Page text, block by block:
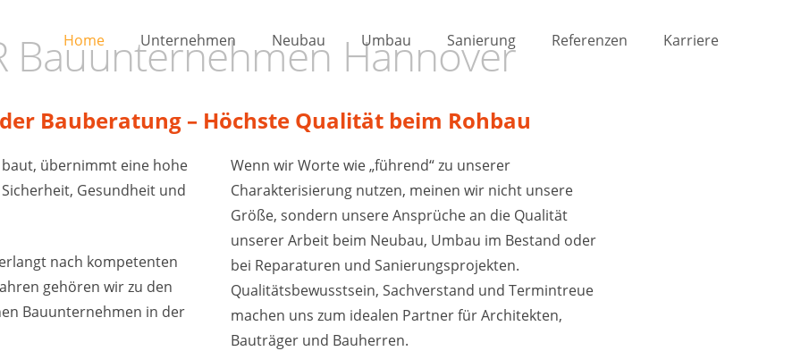
Home Unternehmen Neubau Umbau Sanierung Referenzen Karriere
Bauunternehmen Hannover
Bauberatung – Höchste Qualität beim Rohbau
übernimmt eine hohe
Gesundheit und
nach kompetenten
gehören wir zu den
Bauunternehmen in der
Wenn wir Worte wie „führend“ zu unserer
Charakterisierung nutzen, meinen wir nicht unsere
Größe, sondern unsere Ansprüche an die Qualität
unserer Arbeit beim Neubau, Umbau im Bestand oder
bei Reparaturen und Sanierungsprojekten.
Qualitätsbewusstsein, Sachverstand und Termintreue
machen uns zum idealen Partner für Architekten,
Bauträger und Bauherren.